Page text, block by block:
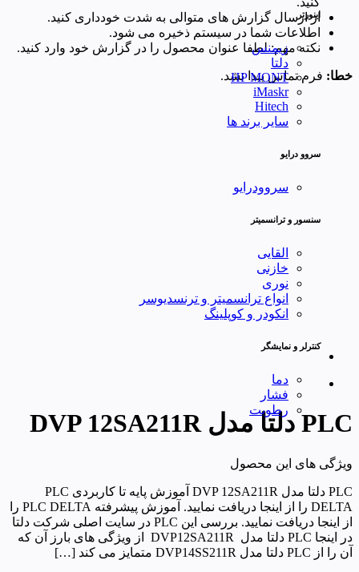
اینورتر
زیمنس
دلتا
HP MONT
iMaskr
Hitech
سایر برند ها
سروو درایو
سروودرایو
سنسور و ترانسمیتر
القایی
خازنی
نوری
انواع ترانسمیتر و ترنسدیوسر
انکودر و کوپلینگ
کنترلر و نمایشگر
دما
فشار
رطوبت
از ارسال گزارش های متوالی به شدت خودداری کنید.
اطلاعات شما در سیستم ذخیره می شود.
نکته مهم: لطفا عنوان محصول را در گزارش خود وارد کنید.
خطا: فرم تماس پیدا نشد.
PLC دلتا مدل DVP 12SA211R
ویژگی های این محصول
PLC دلتا مدل DVP 12SA211R آموزش پایه تا کاربردی PLC
DELTA را از اینجا دریافت نمایید. آموزش پیشرفته PLC DELTA را
از اینجا دریافت نمایید. بررسی این PLC در سایت اصلی شرکت دلتا
در اینجا PLC دلتا مدل DVP12SA211R از ویژگی های بارز آن که
آن را از PLC دلتا مدل DVP14SS211R متمایز می کند […]